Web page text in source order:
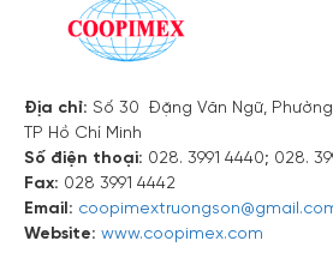
Địa chỉ: Số 30 Đặng Văn Ngữ, Phường
TP Hồ Chí Minh
Số điện thoại: 028. 3991 4440; 028.
Fax: 028 3991 4442
Email:
Website: www.coopimex.com